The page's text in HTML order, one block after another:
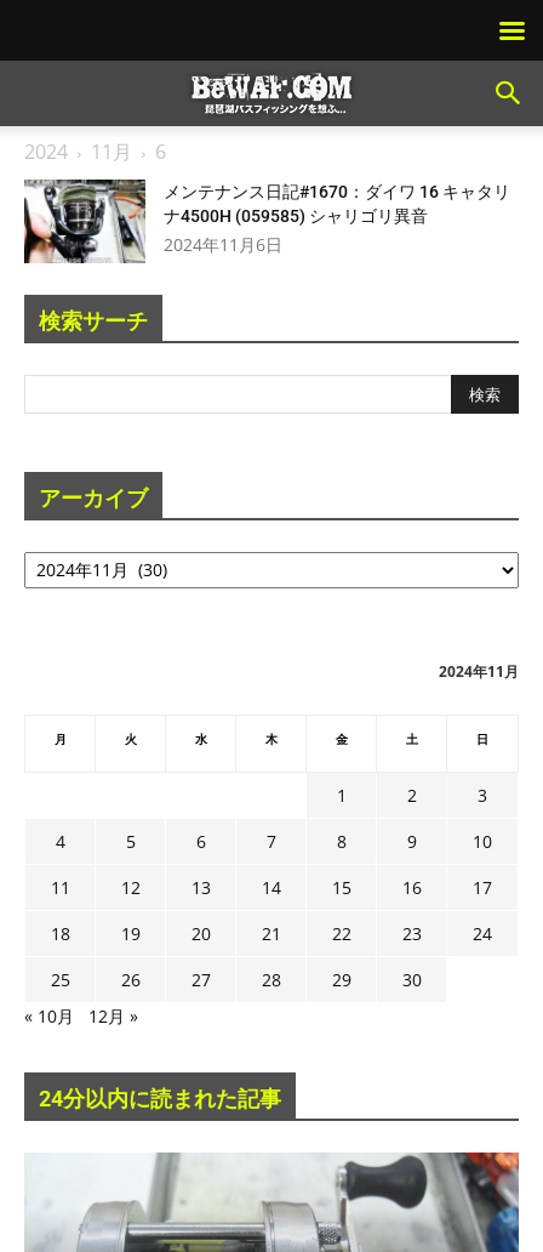
2024 11月 6
メンテナンス日記#1670：ダイワ 16 キャタリ
ナ4500H (059585) シャリゴリ異音
2024年11月6日
検索サーチ
アーカイブ
ア
ー
2024年11月
月 火 水 木 金 土 日
1 2
3
4
5 6 7 8 9
10
11
12 13 14 15 16
17
18
19 20 21 22 23
24
25
26 27 28 29
30
« 10月
12月 »
24分以内に読まれた記事